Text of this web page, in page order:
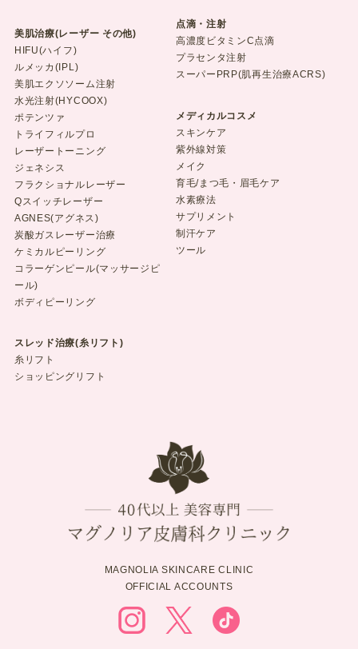
美肌治療(レーザー その他)
HIFU(ハイフ)
ルメッカ(IPL)
美肌エクソソーム注射
水光注射(HYCOOX)
ポテンツァ
トライフィルプロ
レーザートーニング
ジェネシス
フラクショナルレーザー
Qスイッチレーザー
AGNES(アグネス)
炭酸ガスレーザー治療
ケミカルピーリング
コラーゲンピール(マッサージピ
ール)
ボディピーリング
スレッド治療(糸リフト)
糸リフト
ショッピングリフト
点滴・注射
高濃度ビタミンC点滴
プラセンタ注射
スーパーPRP(肌再生治療ACRS)
メディカルコスメ
スキンケア
紫外線対策
メイク
育毛/まつ毛・眉毛ケア
水素療法
サプリメント
制汗ケア
ツール
MAGNOLIA SKINCARE CLINIC
OFFICIAL ACCOUNTS